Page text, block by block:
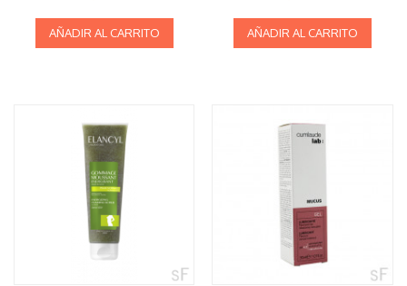
AÑADIR AL CARRITO AÑADIR AL CARRITO